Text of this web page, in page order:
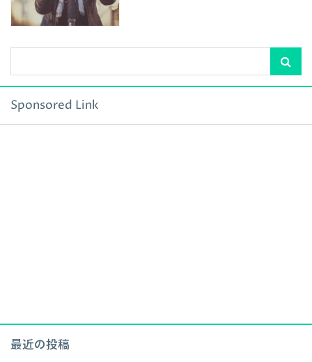
Sponsored Link
最近の投稿